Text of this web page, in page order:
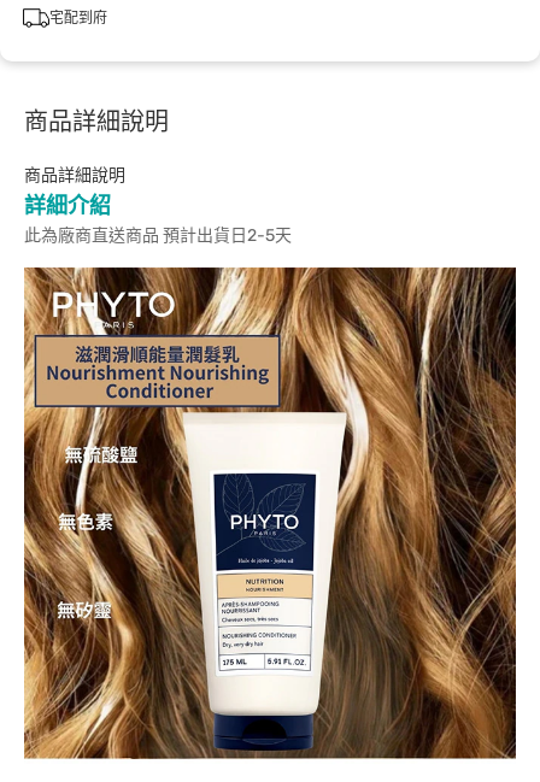
宅配到府
商品詳細說明
商品詳細說明
詳細介紹
此為廠商直送商品 預計出貨日2-5天